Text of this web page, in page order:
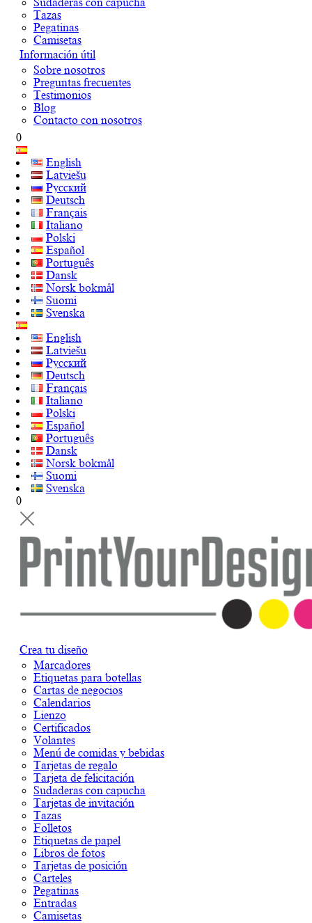
Tazas
Pegatinas
Camisetas
Información útil
Sobre nosotros
Preguntas frecuentes
Testimonios
Blog
Contacto con nosotros
0
English
Latviešu
Русский
Deutsch
Français
Italiano
Polski
Español
Português
Dansk
Norsk bokmål
Suomi
Svenska
English
Latviešu
Русский
Deutsch
Français
Italiano
Polski
Español
Português
Dansk
Norsk bokmål
Suomi
Svenska
0
Crea tu diseño
Marcadores
Etiquetas para botellas
Cartas de negocios
Calendarios
Lienzo
Certificados
Volantes
Menú de comidas y bebidas
Tarjetas de regalo
Tarjeta de felicitación
Sudaderas con capucha
Tarjetas de invitación
Tazas
Folletos
Etiquetas de papel
Libros de fotos
Tarjetas de posición
Carteles
Pegatinas
Entradas
Camisetas